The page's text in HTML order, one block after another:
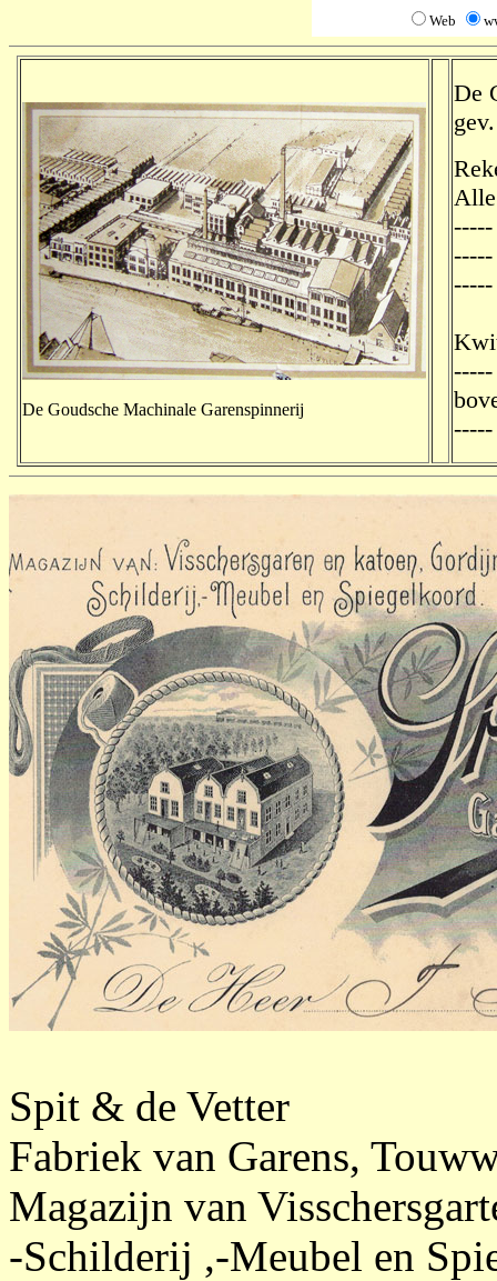
Web
De Goudsche Machinale Garenspinnerij
De
Spit & de Vetter
Fabriek van Garens,
Magazijn van
-Schilderij ,-Meubel en